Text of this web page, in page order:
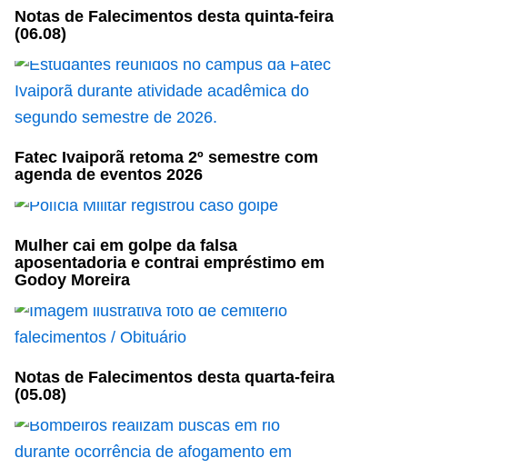
Notas de Falecimentos desta quinta-feira
(06.08)
Fatec Ivaiporã retoma 2º semestre com
agenda de eventos 2026
Mulher cai em golpe da falsa
aposentadoria e contrai empréstimo em
Godoy Moreira
Notas de Falecimentos desta quarta-feira
(05.08)